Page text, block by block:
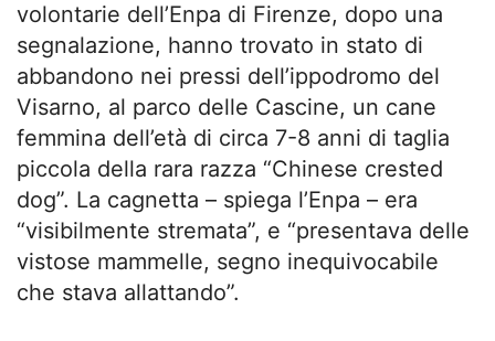
volontarie dell’Enpa di Firenze, dopo una
segnalazione, hanno trovato in stato di
abbandono nei pressi dell’ippodromo del
Visarno, al parco delle Cascine, un cane
femmina dell’età di circa 7-8 anni di taglia
piccola della rara razza “Chinese crested
dog”. La cagnetta – spiega l’Enpa – era
“visibilmente stremata”, e “presentava delle
vistose mammelle, segno inequivocabile
che stava allattando”.